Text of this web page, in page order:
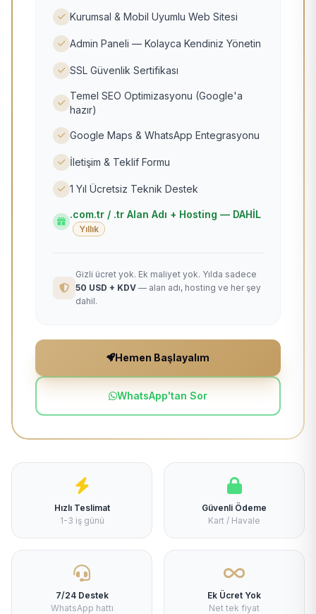
Kurumsal & Mobil Uyumlu Web Sitesi
Admin Paneli — Kolayca Kendiniz Yönetin
SSL Güvenlik Sertifikası
Temel SEO Optimizasyonu (Google'a
hazır)
Google Maps & WhatsApp Entegrasyonu
İletişim & Teklif Formu
1 Yıl Ücretsiz Teknik Destek
.com.tr / .tr Alan Adı + Hosting — DAHİL
Yıllık
Gizli ücret yok. Ek maliyet yok. Yılda sadece
50 USD + KDV — alan adı, hosting ve her şey
dahil.
Hemen Başlayalım
WhatsApp'tan Sor
Hızlı Teslimat
1-3 iş günü
Güvenli Ödeme
Kart / Havale
7/24 Destek
WhatsApp hattı
Ek Ücret Yok
Net tek fiyat